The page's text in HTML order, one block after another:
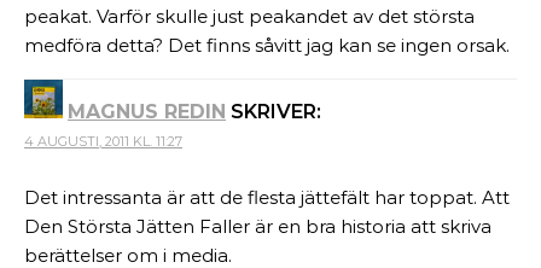
peakat. Varför skulle just peakandet av det största
medföra detta? Det finns såvitt jag kan se ingen orsak.
MAGNUS REDIN SKRIVER:
4 AUGUSTI, 2011 KL. 11:27
Det intressanta är att de flesta jättefält har toppat. Att
Den Största Jätten Faller är en bra historia att skriva
berättelser om i media.